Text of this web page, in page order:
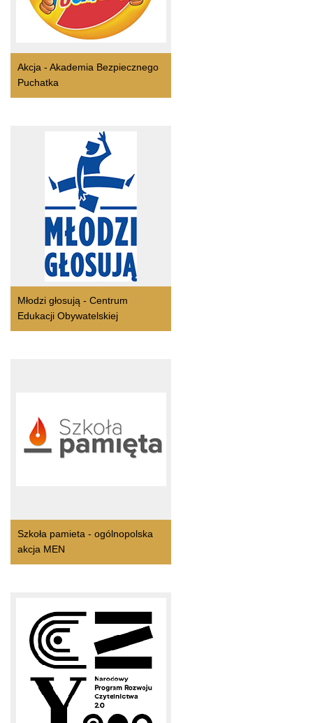
Akcja - Akademia Bezpiecznego
Puchatka
Młodzi głosują - Centrum
Edukacji Obywatelskiej
Szkoła pamieta - ogólnopolska
akcja MEN